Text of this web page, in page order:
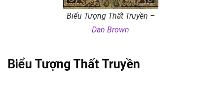
Biểu Tượng Thất Truyền –
Dan Brown
Biểu Tượng Thất Truyền